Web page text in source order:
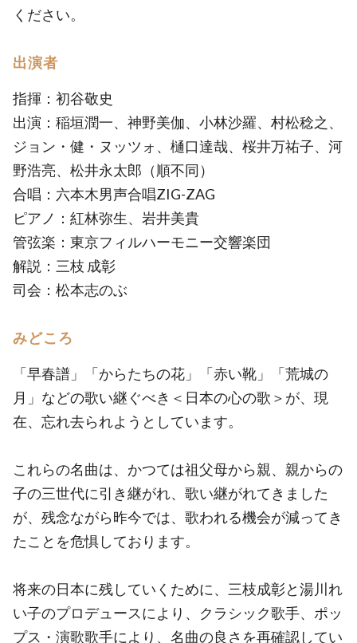
ください。
出演者
指揮：初谷敬史
出演：稲垣潤一、神野美伽、小林沙羅、村松稔之、
ジョン・健・ヌッツォ、樋口達哉、桜井万祐子、河
野浩亮、松井永太郎（順不同）
合唱：六本木男声合唱ZIG-ZAG
ピアノ：紅林弥生、岩井美貴
管弦楽：東京フィルハーモニー交響楽団
解説：三枝 成彰
司会：松本志のぶ
みどころ
「早春譜」「からたちの花」「赤い靴」「荒城の
月」などの歌い継ぐべき＜日本の心の歌＞が、現
在、忘れ去られようとしています。
これらの名曲は、かつては祖父母から親、親からの
子の三世代に引き継がれ、歌い継がれてきました
が、残念ながら昨今では、歌われる機会が減ってき
たことを危惧しております。
将来の日本に残していくために、三枝成彰と湯川れ
い子のプロデュースにより、クラシック歌手、ポッ
プス・演歌歌手により、名曲の良さを再確認してい